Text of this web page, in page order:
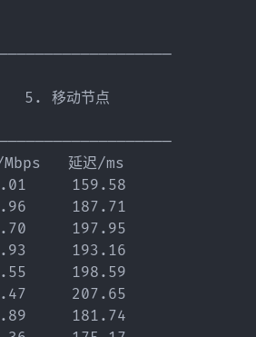
5. 移动节点
延迟/ms
159.58
187.71
197.95
193.16
198.59
207.65
181.74